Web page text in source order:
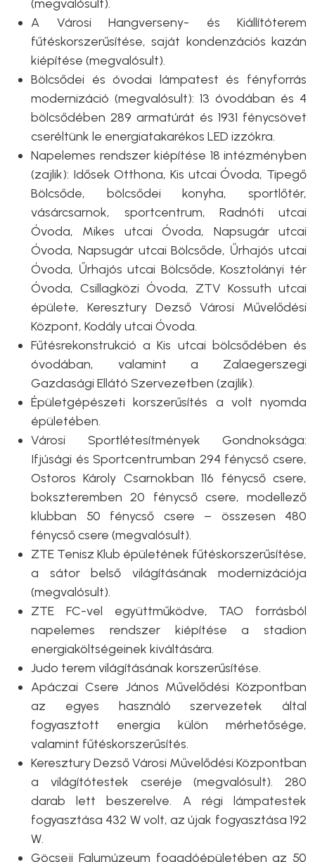
(megvalósult).
A Városi Hangverseny- és Kiállítóterem
fűtéskorszerűsítése, saját kondenzációs kazán
kiépítése (megvalósult).
Bölcsődei és óvodai lámpatest és fényforrás
modernizáció (megvalósult): 13 óvodában és 4
bölcsődében 289 armatúrát és 1931 fénycsövet
cseréltünk le energiatakarékos LED izzókra.
Napelemes rendszer kiépítése 18 intézményben
(zajlik): Idősek Otthona, Kis utcai Óvoda, Tipegő
Bölcsőde, bölcsődei konyha, sportlőtér,
vásárcsarnok, sportcentrum, Radnóti utcai
Óvoda, Mikes utcai Óvoda, Napsugár utcai
Óvoda, Napsugár utcai Bölcsőde, Űrhajós utcai
Óvoda, Űrhajós utcai Bölcsőde, Kosztolányi tér
Óvoda, Csillagközi Óvoda, ZTV Kossuth utcai
épülete, Keresztury Dezső Városi Művelődési
Központ, Kodály utcai Óvoda.
Fűtésrekonstrukció a Kis utcai bölcsődében és
óvodában, valamint a Zalaegerszegi
Gazdasági Ellátó Szervezetben (zajlik).
Épületgépészeti korszerűsítés a volt nyomda
épületében.
Városi Sportlétesítmények Gondnoksága:
Ifjúsági és Sportcentrumban 294 fénycső csere,
Ostoros Károly Csarnokban 116 fénycső csere,
bokszteremben 20 fénycső csere, modellező
klubban 50 fénycső csere – összesen 480
fénycső csere (megvalósult).
ZTE Tenisz Klub épületének fűtéskorszerűsítése,
a sátor belső világításának modernizációja
(megvalósult).
ZTE FC-vel együttműködve, TAO forrásból
napelemes rendszer kiépítése a stadion
energiaköltségeinek kiváltására.
Judo terem világításának korszerűsítése.
Apáczai Csere János Művelődési Központban
az egyes használó szervezetek által
fogyasztott energia külön mérhetősége,
valamint fűtéskorszerűsítés.
Keresztury Dezső Városi Művelődési Központban
a világítótestek cseréje (megvalósult). 280
darab lett beszerelve. A régi lámpatestek
fogyasztása 432 W volt, az újak fogyasztása 192
W.
Göcseji Falumúzeum fogadóépületében az 50